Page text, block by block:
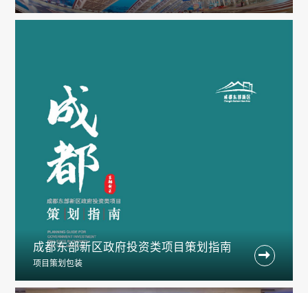
成都东部新区政府投资类项目策划指南
项目策划包装
